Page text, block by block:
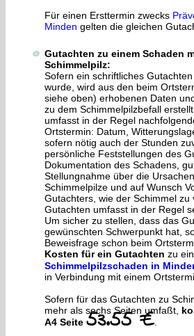
Für einen Ersttermin zwecks
Minden gelten die gleichen
Gutachten zu einem Schaden
Schimmelpilz:
Sofern ein schriftliches
wurde, wird aus den beim
siehe oben) erhobenen Daten
zu dem Schimmelpilzbefall
umfasst in der Regel
Ortstermin: Datum,
sofern nötig auch der Stunden
persönliche Feststellungen des
Dokumentation des Schadens,
Stellungnahme über die
Schimmelpilze und auf Wunsch
Gutachters, wie der Schimmel zu
Gutachten umfasst in der Regel
Um sicher zu stellen, dass das
gewünschten Schwerpunkt hat,
Beweisfrage schon beim
Kosten für ein Gutachten zu
Schimmelpilzschaden in
in Verbindung mit einem
Sofern für das Gutachten zu
mehr als sechs Seiten umfaßt,
A4 Seite 53.55 €